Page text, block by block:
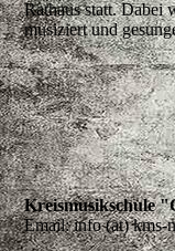
Rathaus statt. Dabei
musiziert und
Kreismusikschule
Email: info (at) kms-